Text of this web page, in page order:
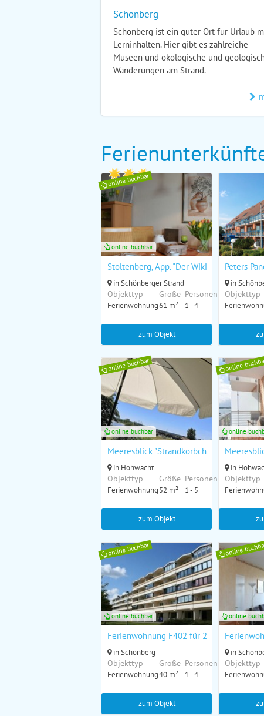
Schönberg
Schönberg ist ein guter Ort für Urlaub
Lerninhalten. Hier gibt es zahlreiche
Museen und ökologische und
Wanderungen am Strand.
online buchbar
Stoltenberg, App. "Der Wikinger"
in Schönberger Strand
Objekttyp
Ferienwohnung
Größe
61 m²
Personen
1 - 4
online buchbar
zum Objekt
Peters
in
Objekttyp
online buchbar
Meeresblick "Strandkörbchen" Haus 2, WE
in Hohwacht
Objekttyp
Ferienwohnung
Größe
52 m²
Personen
1 - 5
online buchbar
zum Objekt
online
in
Objekttyp
online
online buchbar
Ferienwohnung F402 für 2-4 Personen an
in Schönberg
Objekttyp
Ferienwohnung
Größe
40 m²
Personen
1 - 4
online buchbar
zum Objekt
online
in
Objekttyp
online